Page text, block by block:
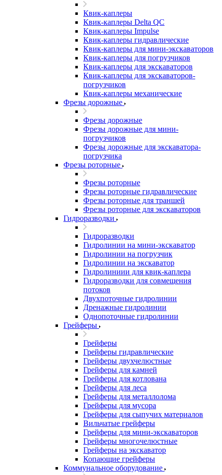
Квик-каплеры
Квик-каплеры Delta QC
Квик-каплеры Impulse
Квик-каплеры гидравлические
Квик-каплеры для мини-экскаваторов
Квик-каплеры для погрузчиков
Квик-каплеры для экскаваторов
Квик-каплеры для экскаваторов-
погрузчиков
Квик-каплеры механические
Фрезы дорожные
Фрезы дорожные
Фрезы дорожные для мини-
погрузчиков
Фрезы дорожные для экскаватора-
погрузчика
Фрезы роторные
Фрезы роторные
Фрезы роторные гидравлические
Фрезы роторные для траншей
Фрезы роторные для экскаваторов
Гидроразводки
Гидроразводки
Гидролинии на мини-экскаватор
Гидролинии на погрузчик
Гидролинии на экскаватор
Гидролиниии для квик-каплера
Гидроразводки для совмещения
потоков
Двухпоточные гидролинии
Дренажные гидролинии
Однопоточные гидролинии
Грейферы
Грейферы
Грейферы гидравлические
Грейферы двухчелюстные
Грейферы для камней
Грейферы для котлована
Грейферы для леса
Грейферы для металлолома
Грейферы для мусора
Грейферы для сыпучих материалов
Вильчатые грейферы
Грейферы для мини-экскаваторов
Грейферы многочелюстные
Грейферы на экскаватор
Копающие грейферы
Коммунальное оборудование